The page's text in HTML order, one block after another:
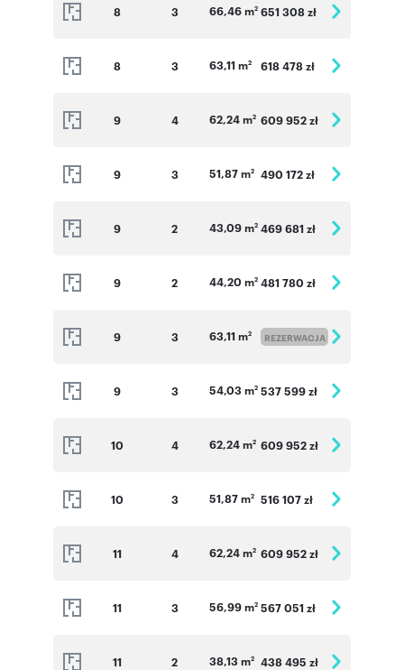
8 3 66,46 m2 651 308 zł
8 3 63,11 m2 618 478 zł
9 4 62,24 m2 609 952 zł
9 3 51,87 m2 490 172 zł
9 2 43,09 m2 469 681 zł
9 2 44,20 m2 481 780 zł
9 3 63,11 m2 REZERWACJA
9 3 54,03 m2 537 599 zł
10 4 62,24 m2 609 952 zł
10 3 51,87 m2 516 107 zł
11 4 62,24 m2 609 952 zł
11 3 56,99 m2 567 051 zł
11 2 38,13 m2 438 495 zł